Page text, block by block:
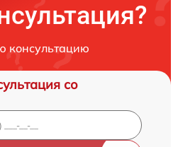
консультацию
со